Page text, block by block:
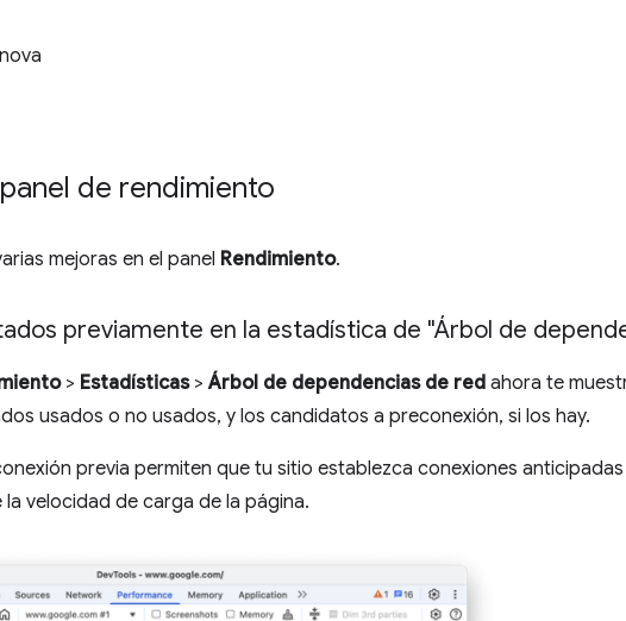
de rendimiento
mejoras en el panel Rendimiento.
previamente en la estadística de "Árbol de
> Estadísticas>Árbol de dependencias de red ahora te
usados o no usados, y los candidatos a preconexión, si los hay.
previa permiten que tu sitio establezca conexiones
velocidad de carga de la página.